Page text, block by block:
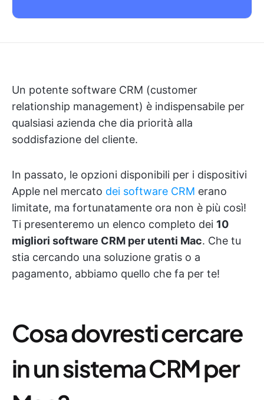
Un potente software CRM (customer
relationship management) è indispensabile per
qualsiasi azienda che dia priorità alla
soddisfazione del cliente.
In passato, le opzioni disponibili per i dispositivi
Apple nel mercato dei software CRM erano
limitate, ma fortunatamente ora non è più così!
Ti presenteremo un elenco completo dei 10
migliori software CRM per utenti Mac. Che tu
stia cercando una soluzione gratis o a
pagamento, abbiamo quello che fa per te!
Cosa dovresti cercare
in un sistema CRM per